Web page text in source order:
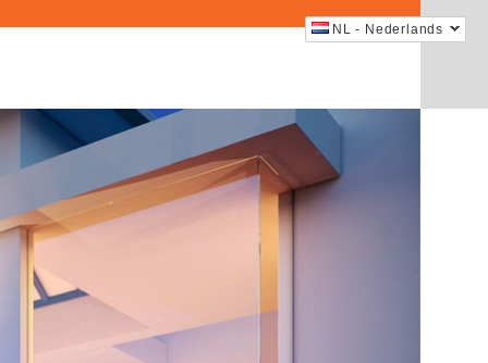
NL - Nederlands